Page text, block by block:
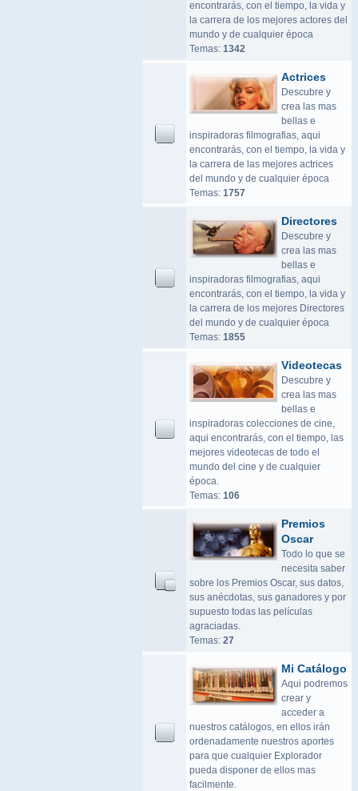
encontrarás, con el tiempo, la vida y
la carrera de los mejores actores del
mundo y de cualquier época
Temas: 1342
Actrices
Descubre y
crea las mas
bellas e
inspiradoras filmografias, aqui
encontrarás, con el tiempo, la vida y
la carrera de las mejores actrices
del mundo y de cualquier época
Temas: 1757
Directores
Descubre y
crea las mas
bellas e
inspiradoras filmografias, aqui
encontrarás, con el tiempo, la vida y
la carrera de los mejores Directores
del mundo y de cualquier época
Temas: 1855
Videotecas
Descubre y
crea las mas
bellas e
inspiradoras colecciones de cine,
aqui encontrarás, con el tiempo, las
mejores videotecas de todo el
mundo del cine y de cualquier
época.
Temas: 106
Premios
Oscar
Todo lo que se
necesita saber
sobre los Premios Oscar, sus datos,
sus anécdotas, sus ganadores y por
supuesto todas las películas
agraciadas.
Temas: 27
Mi Catálogo
Aqui podremos
crear y
acceder a
nuestros catálogos, en ellos irán
ordenadamente nuestros aportes
para que cualquier Explorador
pueda disponer de ellos mas
facilmente.